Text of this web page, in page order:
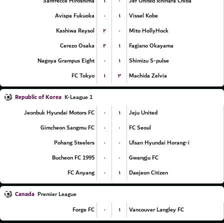
Avispa Fukuoka
۰ ۱
Vissel Kobe
Kashiwa Reysol
۲ ۰
Mito HollyHock
Cerezo Osaka
۲ ۱
Fagiano Okayama
Nagoya Grampus Eight
۰ ۱
Shimizu S-pulse
FC Tokyo
۱ ۳ Machida Zelvia
Republic of Korea K-League 1
Jeonbuk Hyundai Motors FC
۰ ۱
Jeju United
Gimcheon Sangmu FC
۰ ۰
FC Seoul
Pohang Steelers
۰ ۰
Ulsan Hyundai Horang-i
Bucheon FC 1995
۰ ۰
Gwangju FC
FC Anyang
۰ ۱ Daejeon Citizen
Canada Premier League
Forge FC
۰ ۱ Vancouver Langley FC